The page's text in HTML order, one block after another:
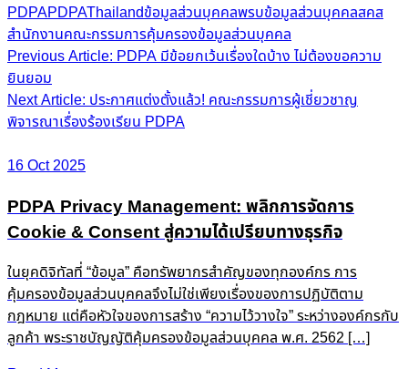
PDPAPDPAThailandข้อมูลส่วนบุคคลพรบข้อมูลส่วนบุคคลสคส
สำนักงานคณะกรรมการคุ้มครองข้อมูลส่วนบุคคล
Post
navigation
Previous Article: PDPA มีข้อยกเว้นเรื่องใดบ้าง ไม่ต้องขอความ
ยินยอม
Next Article: ประกาศแต่งตั้งแล้ว! คณะกรรมการผู้เชี่ยวชาญ
พิจารณาเรื่องร้องเรียน PDPA
16 Oct 2025
PDPA Privacy Management: พลิกการจัดการ
Cookie & Consent สู่ความได้เปรียบทางธุรกิจ
ในยุคดิจิทัลที่ “ข้อมูล” คือทรัพยากรสำคัญของทุกองค์กร การ
คุ้มครองข้อมูลส่วนบุคคลจึงไม่ใช่เพียงเรื่องของการปฏิบัติตาม
กฎหมาย แต่คือหัวใจของการสร้าง “ความไว้วางใจ” ระหว่างองค์กรกับ
ลูกค้า พระราชบัญญัติคุ้มครองข้อมูลส่วนบุคคล พ.ศ. 2562 […]